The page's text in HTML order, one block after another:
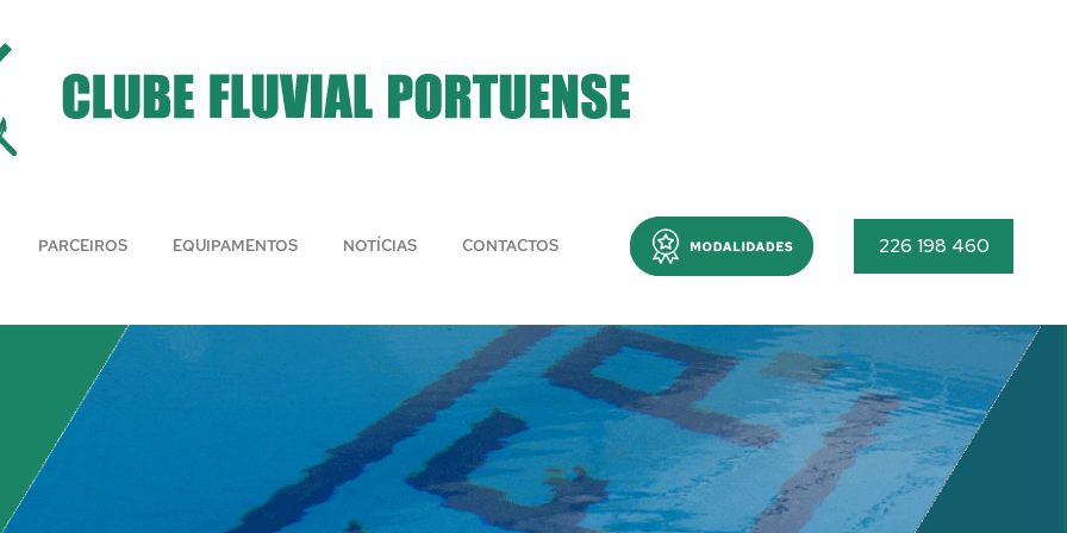
PARCEIROS EQUIPAMENTOS NOTÍCIAS CONTACTOS Menu 226 198 460